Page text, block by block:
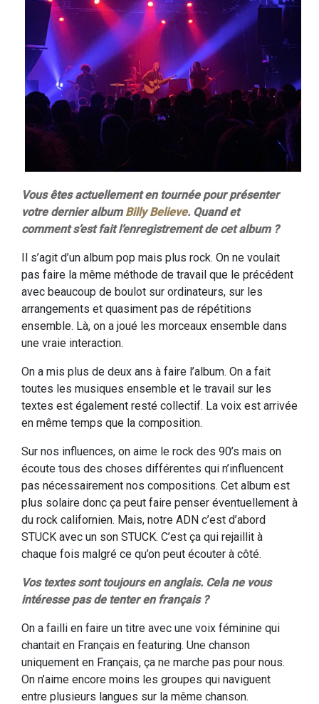
Vous êtes actuellement en tournée pour présenter
votre dernier album Billy Believe. Quand et
comment s’est fait l’enregistrement de cet album ?
Il s’agit d’un album pop mais plus rock. On ne voulait
pas faire la même méthode de travail que le précédent
avec beaucoup de boulot sur ordinateurs, sur les
arrangements et quasiment pas de répétitions
ensemble. Là, on a joué les morceaux ensemble dans
une vraie interaction.
On a mis plus de deux ans à faire l’album. On a fait
toutes les musiques ensemble et le travail sur les
textes est également resté collectif. La voix est arrivée
en même temps que la composition.
Sur nos influences, on aime le rock des 90’s mais on
écoute tous des choses différentes qui n’influencent
pas nécessairement nos compositions. Cet album est
plus solaire donc ça peut faire penser éventuellement à
du rock californien. Mais, notre ADN c’est d’abord
STUCK avec un son STUCK. C’est ça qui rejaillit à
chaque fois malgré ce qu’on peut écouter à côté.
Vos textes sont toujours en anglais. Cela ne vous
intéresse pas de tenter en français ?
On a failli en faire un titre avec une voix féminine qui
chantait en Français en featuring. Une chanson
uniquement en Français, ça ne marche pas pour nous.
On n’aime encore moins les groupes qui naviguent
entre plusieurs langues sur la même chanson.